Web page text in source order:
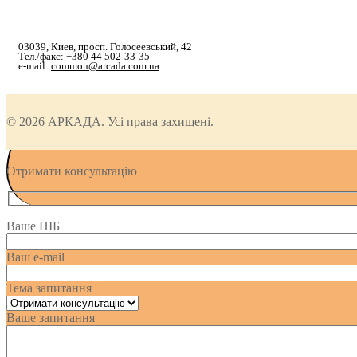
03039, Киев, просп. Голосеевський, 42
Тел./факс: +380 44 502-33-35
e-mail: common@arcada.com.ua
© 2026 АРКАДА. Усі права захищені.
Отримати консультацію
Ваше ПІБ
Ваш e-mail
Тема запитання
Ваше запитання